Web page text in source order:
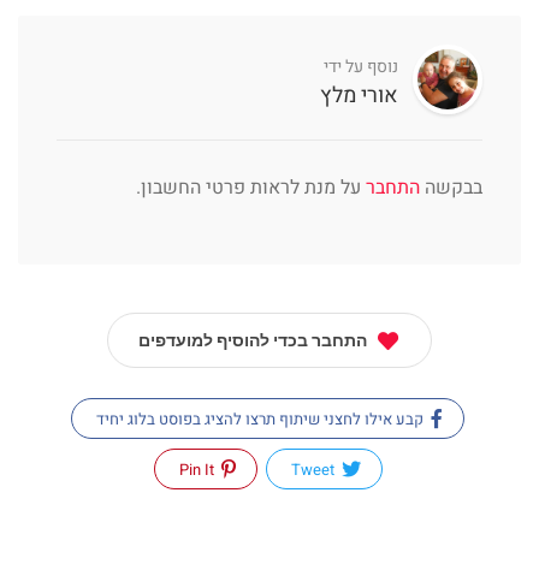
נוסף על ידי
אורי מלץ
בבקשה התחבר על מנת לראות פרטי החשבון.
התחבר בכדי להוסיף למועדפים
קבע אילו לחצני שיתוף תרצו להציג בפוסט בלוג יחיד
Tweet
Pin It